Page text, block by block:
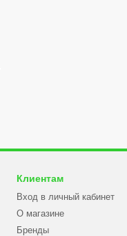
Клиентам
Вход в личный кабинет
О магазине
Бренды